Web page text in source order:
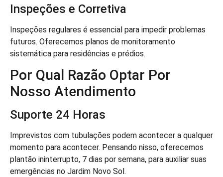
Inspeções e Corretiva
Inspeções regulares é essencial para impedir problemas
futuros. Oferecemos planos de monitoramento
sistemática para residências e prédios.
Por Qual Razão Optar Por
Nosso Atendimento
Suporte 24 Horas
Imprevistos com tubulações podem acontecer a qualquer
momento para acontecer. Pensando nisso, oferecemos
plantão ininterrupto, 7 dias por semana, para auxiliar suas
emergências no Jardim Novo Sol.